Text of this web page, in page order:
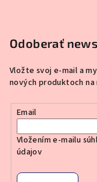
Odoberať
Vložte svoj e-mail a
nových produktoch na
Email
Vložením e-mailu
údajov